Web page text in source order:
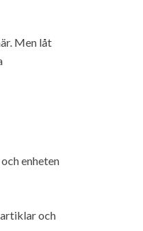
Men låt
enheten
och